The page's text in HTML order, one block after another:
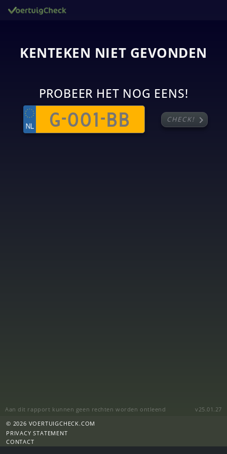
KENTEKEN NIET GEVONDEN
PROBEER HET NOG EENS!
CHECK! chevron_right
Aan dit rapport kunnen geen rechten worden ontleend
v25.01.27
© 2026 VOERTUIGCHECK.COM
PRIVACY STATEMENT
CONTACT